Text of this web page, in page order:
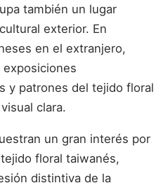
también un lugar
exterior. En
en el extranjero,
exposiciones
y patrones del tejido floral
clara.
un gran interés por
floral taiwanés,
distintiva de la